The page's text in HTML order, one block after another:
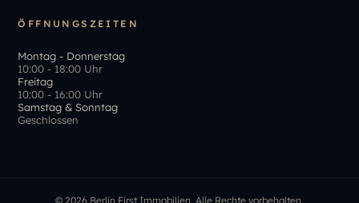
ÖFFNUNGSZEITEN
Montag - Donnerstag
10:00 - 18:00 Uhr
Freitag
10:00 - 16:00 Uhr
Samstag & Sonntag
Geschlossen
© 2026 Berlin First Immobilien. Alle Rechte vorbehalten.